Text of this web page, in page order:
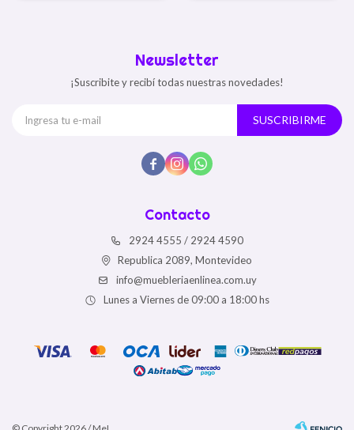
Contacto
2924 4555 / 2924 4590
Republica 2089, Montevideo
info@muebleriaenlinea.com.uy
Lunes a Viernes de 09:00 a 18:00 hs
Newsletter
¡Suscribite y recibí todas nuestras novedades!
SUSCRIBIRME
  
© Copyright 2026 / MeL